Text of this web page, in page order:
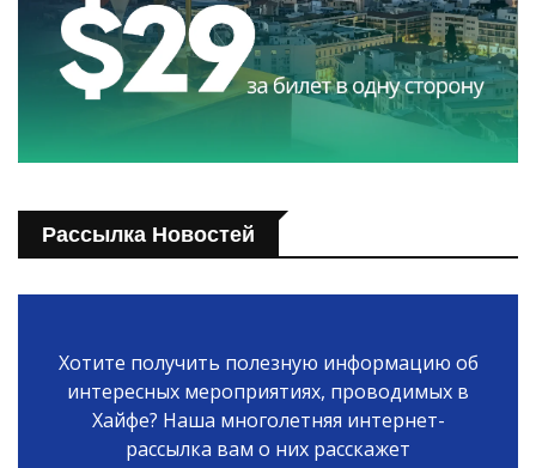
Рассылка Новостей
Хотите получить полезную информацию об
интересных мероприятиях, проводимых в
Хайфе? Наша многолетняя интернет-
рассылка вам о них расскажет